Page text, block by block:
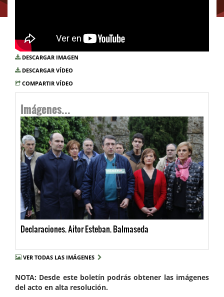
DESCARGAR IMAGEN
DESCARGAR VÍDEO
COMPARTIR VÍDEO
Imágenes...
Declaraciones. Aitor Esteban. Balmaseda
VER TODAS LAS IMÁGENES
NOTA: Desde este boletín podrás obtener las imágenes
del acto en alta resolución.